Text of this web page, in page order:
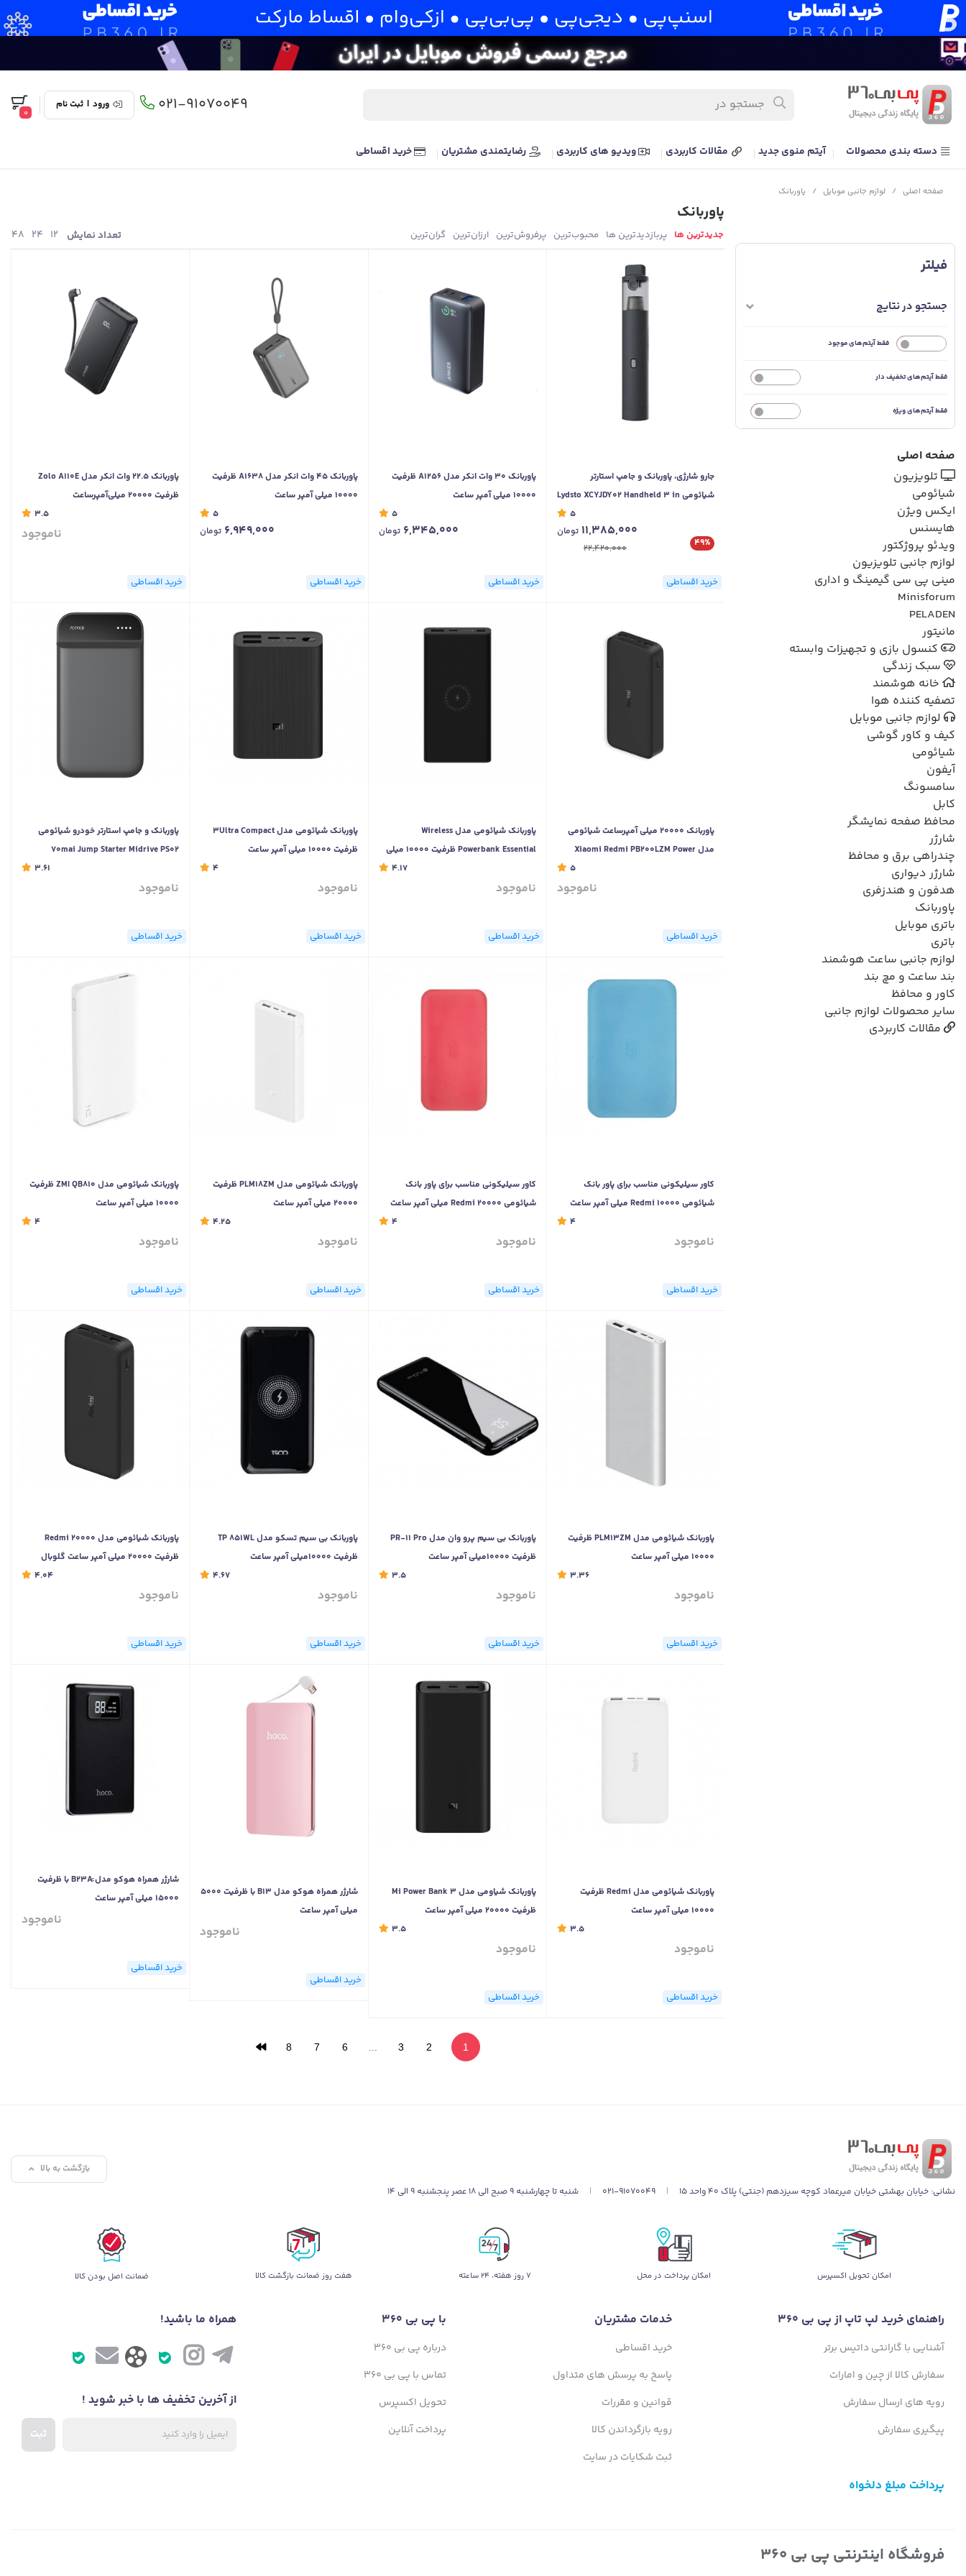
021-91070049 ورود | ثبت نام
0
دسته بندی محصولات آیتم منوی جدید مقالات کاربردی ویدیو های کاربردی رضایتمندی مشتریان خرید اقساطی
صفحه اصلی / لوازم جانبی موبایل / پاوربانک
فیلتر
جستجو در نتایج
فقط آیتم‌های موجود
فقط آیتم‌های تخفیف دار
فقط آیتم‌های ویژه
صفحه اصلی
تلویزیون
شیائومی
ایکس ویژن
هایسنس
ویدئو پروژکتور
لوازم جانبی تلویزیون
مینی پی سی گیمینگ و اداری
Minisforum
PELADEN
مانیتور
کنسول بازی و تجهیزات وابسته
سبک زندگی
خانه هوشمند
تصفیه کننده هوا
لوازم جانبی موبایل
کیف و کاور گوشی
شیائومی
آیفون
سامسونگ
کابل
محافظ صفحه نمایشگر
شارژر
چندراهی برق و محافظ
شارژر دیواری
هدفون و هندزفری
پاوربانک
باتری موبایل
باتری
لوازم جانبی ساعت هوشمند
بند ساعت و مچ بند
کاور و محافظ
سایر محصولات لوازم جانبی
مقالات کاربردی
پاوربانک
جدیدترین ها پربازدیدترین ها محبوب‌‌ترین پرفروش‌ترین ارزان‌ترین گران‌ترین تعداد نمایش 12
24
48
جارو شارژی، پاوربانک و جامپ استارتر
شیائومی Lydsto XCYJDY02 Handheld 3 in
5
49%
11,385,000 تومان
22,420,000
خرید اقساطی
پاوربانک 30 وات انکر مدل A1256 ظرفیت
10000 میلی آمپر ساعت
5
6,345,000 تومان
خرید اقساطی
پاوربانک 45 وات انکر مدل A1638 ظرفیت
10000 میلی آمپر ساعت
5
6,949,000 تومان
خرید اقساطی
پاوربانک 22.5 وات انکر مدل Zolo A110E
ظرفیت 20000 میلی‌آمپرساعت
3.5
ناموجود
خرید اقساطی
پاوربانک 20000 میلی آمپرساعت شیائومی
مدل Xiaomi Redmi PB200LZM Power
5
ناموجود
خرید اقساطی
پاوربانک شیائومی مدل Wireless
Powerbank Essential ظرفیت 10000 میلی
4.17
ناموجود
خرید اقساطی
پاوربانک شیائومی مدل 3Ultra Compact
ظرفیت 10000 میلی آمپر ساعت
4
ناموجود
خرید اقساطی
پاوربانک و جامپ استارتر خودرو شیائومی
70mai Jump Starter Midrive PS02
3.61
ناموجود
خرید اقساطی
کاور سیلیکونی مناسب برای پاور بانک
شیائومی Redmi 10000 میلی آمپر ساعت
4
ناموجود
خرید اقساطی
کاور سیلیکونی مناسب برای پاور بانک
شیائومی Redmi 20000 میلی آمپر ساعت
4
ناموجود
خرید اقساطی
پاوربانک شیائومی مدل PLM18ZM ظرفیت
20000 میلی آمپر ساعت
4.25
ناموجود
خرید اقساطی
پاوربانک شیائومی مدل ZMI QB810 ظرفیت
10000 میلی آمپر ساعت
4
ناموجود
خرید اقساطی
پاوربانک شیائومی مدل PLM13ZM ظرفیت
10000 میلی آمپر ساعت
3.36
ناموجود
خرید اقساطی
پاوربانک بی سیم پرو وان مدل PR-11 Pro
ظرفیت 10000میلی آمپر ساعت
3.5
ناموجود
خرید اقساطی
پاوربانک بی سیم تسکو مدل TP 851WL
ظرفیت 10000میلی آمپر ساعت
4.67
ناموجود
خرید اقساطی
پاوربانک شیائومی مدل Redmi 20000
ظرفیت 20000 میلی آمپر ساعت گلوبال
4.04
ناموجود
خرید اقساطی
پاوربانک شیائومی مدل Redmi ظرفیت
10000 میلی آمپر ساعت
3.5
ناموجود
خرید اقساطی
پاوربانک شیاومی مدل Mi Power Bank 3
ظرفیت 20000 میلی آمپر ساعت
3.5
ناموجود
خرید اقساطی
شارژر همراه هوکو مدل B13 با ظرفیت 5000
میلی آمپر ساعت
ناموجود
خرید اقساطی
شارژر همراه هوکو مدل ََB23A با ظرفیت
15000 میلی آمپر ساعت
ناموجود
خرید اقساطی
1
2
3
6
7
8
نشانی: خیابان بهشتی خیابان میرعماد کوچه سیزدهم (جنتی) پلاک ۴۰ واحد ۱۵ |
021-91070049
| شنبه تا چهارشنبه 9 صبح الی 18 عصر پنجشنبه 9 الی 14
بازگشت به بالا
اﻣﮑﺎن ﺗﺤﻮﯾﻞ اﮐﺴﭙﺮس امکان پرداخت در محل ۷ روز ﻫﻔﺘﻪ، ۲۴ ﺳﺎﻋﺘﻪ هفت روز ضمانت بازگشت کالا ضمانت اصل بودن کالا
راهنمای خرید لپ تاپ از پی بی 360
آشنایی با گارانتی داتیس برتر
سفارش کالا از چین و امارات
رویه های ارسال سفارش
پیگیری سفارش
خدمات مشتریان
خرید اقساطی
پاسخ به پرسش های متداول
قوانین و مقررات
رویه بازگرداندن کالا
ثبت شکایات در سایت
با پی بی 360
درباره پی بی 360
تماس با پی بی 360
تحویل اکسپرس
پرداخت آنلاین
پرداخت مبلغ دلخواه
همراه ما باشید!
از آخرین تخفیف ها با خبر شوید !
ثبت
فروشگاه اینترنتی پی بی 360